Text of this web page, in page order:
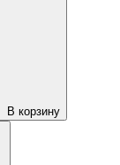
В корзину